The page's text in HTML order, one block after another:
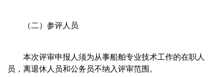
（二）参评人员
本次评审申报人须为从事船舶专业技术工作的在职人
员，离退休人员和公务员不纳入评审范围。